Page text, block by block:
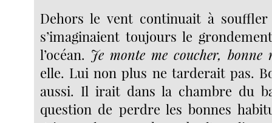
Dehors le vent continuait à
s’imaginaient toujours le
l’océan. Je monte me coucher, bonne
elle. Lui non plus ne tarderait pas.
aussi. Il irait dans la chambre du
question de perdre les bonnes